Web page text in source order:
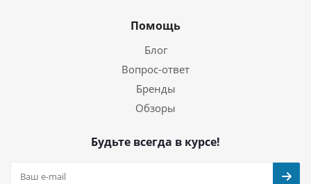
Помощь
Блог
Вопрос-ответ
Бренды
Обзоры
Будьте всегда в курсе!